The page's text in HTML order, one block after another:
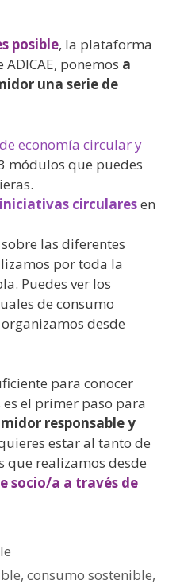
posible, la plataforma
ponemos a
una serie de
de economía circular y
módulos que puedes
circularesen
sobre las diferentes
por toda la
Puedes ver los
de consumo
desde
para conocer
el primer paso para
responsable y
estar al tanto de
que realizamos desde
socio/a a través de
,consumo sostenible,